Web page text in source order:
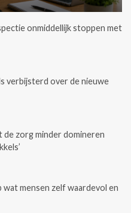
onmiddellijk stoppen met
verbijsterd over de nieuwe
de zorg minder domineren
mensen zelf waardevol en